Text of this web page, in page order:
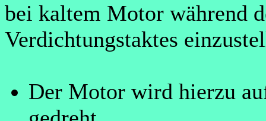
bei kaltem Motor während
Verdichtungstaktes
Der Motor wird hierzu